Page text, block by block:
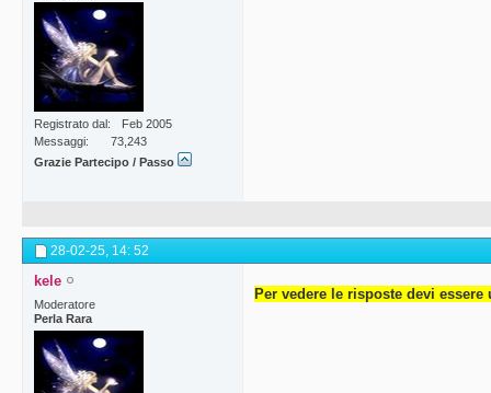
Registrato dal
Feb 2005
Messaggi
73,243
Grazie Partecipo / Passo
28-02-25, 14: 52
kele
Moderatore
Perla Rara
Per vedere le risposte devi